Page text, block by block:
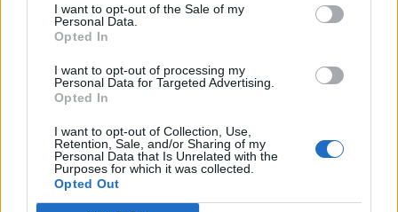
I want to opt-out of the Sale of my
Personal Data.
Opted In
I want to opt-out of processing my
Personal Data for Targeted Advertising.
Opted In
I want to opt-out of Collection, Use,
Retention, Sale, and/or Sharing of my
Personal Data that Is Unrelated with the
Purposes for which it was collected.
Opted Out
A keresett cikk a portfolio.hu hírarchívumához
tartozik, melynek olvasása előfizetéses
regisztrációhoz kötött.
Az előfizetés a következőket tartalmazza:
Portfolio.hu teljes cikkarchívum
Kötéslisták: BÉT elmúlt 2 év napon belüli